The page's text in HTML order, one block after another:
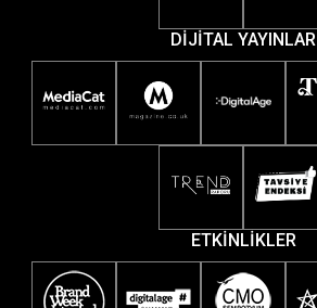
DİJİTAL YAYINLAR
ETKİNLİKLER